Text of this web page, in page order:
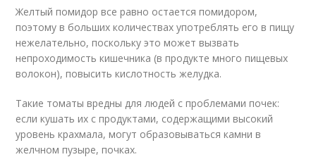
Желтый помидор все равно остается помидором,
поэтому в больших количествах употреблять его в пищу
нежелательно, поскольку это может вызвать
непроходимость кишечника (в продукте много пищевых
волокон), повысить кислотность желудка.
Такие томаты вредны для людей с проблемами почек:
если кушать их с продуктами, содержащими высокий
уровень крахмала, могут образовываться камни в
желчном пузыре, почках.